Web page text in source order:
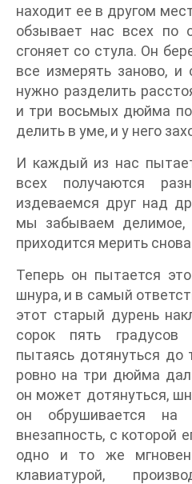
находит ее в другом
обзывает нас всех по
сгоняет со стула. Он
все измерять заново, и
нужно разделить
и три восьмых дюйма
делить в уме, и у него
И каждый из нас
всех получаются
издеваемся друг над
мы забываем
приходится мерить
Теперь он пытается
шнура, и в самый
этот старый дурень
сорок пять градусов
пытаясь дотянуться до
ровно на три дюйма
он может дотянуться,
он обрушивается на
внезапность, с которой
одно и то же
клавиатурой,